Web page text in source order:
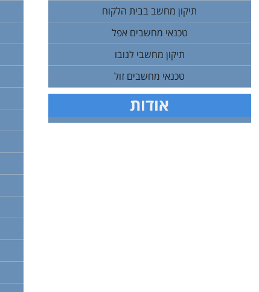
תיקון מחשב בבית הלקוח
טכנאי מחשבים אפל
תיקון מחשבי לנובו
טכנאי מחשבים זול
אודות